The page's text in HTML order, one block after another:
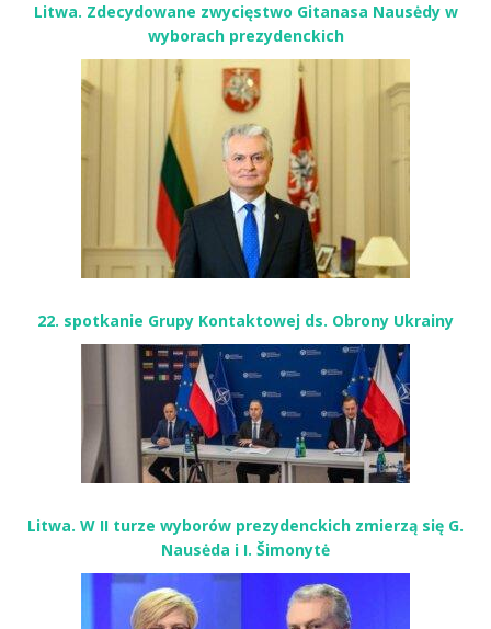
Litwa. Zdecydowane zwycięstwo Gitanasa Nausėdy w
wyborach prezydenckich
22. spotkanie Grupy Kontaktowej ds. Obrony Ukrainy
Litwa. W II turze wyborów prezydenckich zmierzą się G.
Nausėda i I. Šimonytė